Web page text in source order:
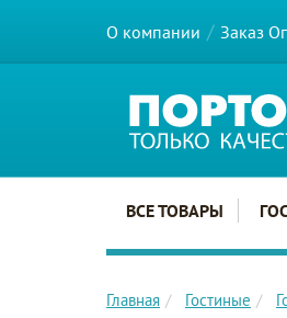
О компании Заказ
Главное меню сайта
ВСЕ ТОВАРЫ
Главная Гостиные